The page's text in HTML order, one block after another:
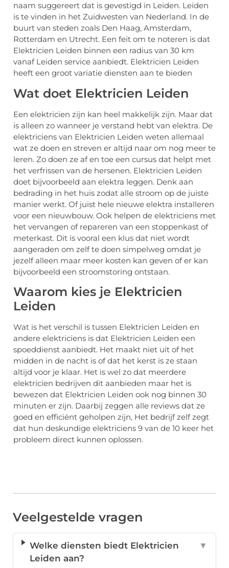
naam suggereert dat is gevestigd in Leiden. Leiden
is te vinden in het Zuidwesten van Nederland. In de
buurt van steden zoals Den Haag, Amsterdam,
Rotterdam en Utrecht. Een feit om te noteren is dat
Elektricien Leiden binnen een radius van 30 km
vanaf Leiden service aanbiedt. Elektricien Leiden
heeft een groot variatie diensten aan te bieden
Wat doet Elektricien Leiden
Een elektricien zijn kan heel makkelijk zijn. Maar dat
is alleen zo wanneer je verstand hebt van elektra. De
elektriciens van Elektricien Leiden weten allemaal
wat ze doen en streven er altijd naar om nog meer te
leren. Zo doen ze af en toe een cursus dat helpt met
het verfrissen van de hersenen. Elektricien Leiden
doet bijvoorbeeld aan elektra leggen. Denk aan
bedrading in het huis zodat alle stroom op de juiste
manier werkt. Of juist hele nieuwe elektra installeren
voor een nieuwbouw. Ook helpen de elektriciens met
het vervangen of repareren van een stoppenkast of
meterkast. Dit is vooral een klus dat niet wordt
aangeraden om zelf te doen simpelweg omdat je
jezelf alleen maar meer kosten kan geven of er kan
bijvoorbeeld een stroomstoring ontstaan.
Waarom kies je Elektricien
Leiden
Wat is het verschil is tussen Elektricien Leiden en
andere elektriciens is dat Elektricien Leiden een
spoeddienst aanbiedt. Het maakt niet uit of het
midden in de nacht is of dat het kerst is ze staan
altijd voor je klaar. Het is wel zo dat meerdere
elektricien bedrijven dit aanbieden maar het is
bewezen dat Elektricien Leiden ook nog binnen 30
minuten er zijn. Daarbij zeggen alle reviews dat ze
goed en efficiënt geholpen zijn, Het bedrijf zelf zegt
dat hun deskundige elektriciens 9 van de 10 keer het
probleem direct kunnen oplossen.
Veelgestelde vragen
Welke diensten biedt Elektricien
Leiden aan?
▼